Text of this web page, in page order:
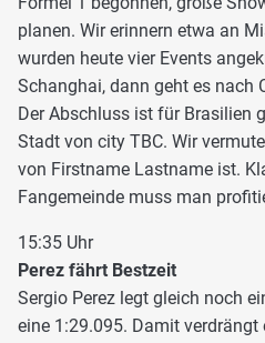
planen. Wir erinnern etwa an
wurden heute vier Events
Schanghai, dann geht es nach
Der Abschluss ist für Brasilien
Stadt von city TBC. Wir
von Firstname Lastname ist.
Fangemeinde muss man
15:35 Uhr
Perez fährt Bestzeit
Sergio Perez legt gleich noch
eine 1:29.095. Damit verdrängt